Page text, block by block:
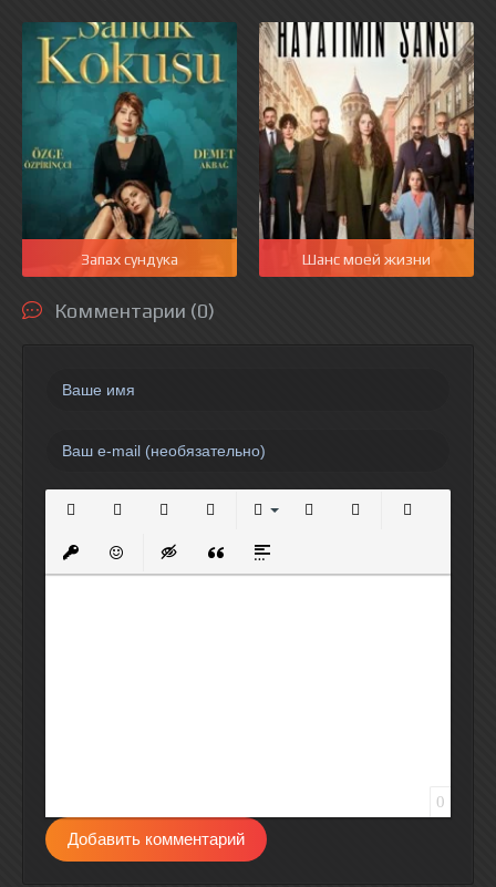
Запах сундука Шанс моей жизни
Комментарии (0)
Вставить защищенную ссылку
Вставить смайлик
Вставка скрытого текста
Вставка цитаты
Вставка спойлера
0
Добавить комментарий